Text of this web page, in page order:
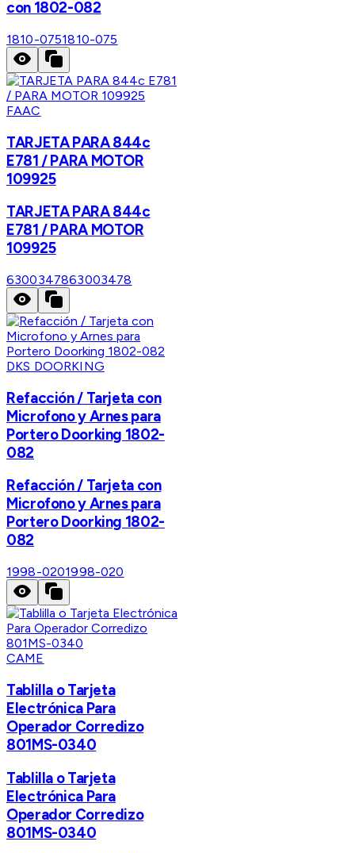
con 1802-082
1810-0751810-075
FAAC
TARJETA PARA 844c
E781 / PARA MOTOR
109925
TARJETA PARA 844c
E781 / PARA MOTOR
109925
6300347863003478
DKS DOORKING
Refacción / Tarjeta con
Microfono y Arnes para
Portero Doorking 1802-
082
Refacción / Tarjeta con
Microfono y Arnes para
Portero Doorking 1802-
082
1998-0201998-020
CAME
Tablilla o Tarjeta
Electrónica Para
Operador Corredizo
801MS-0340
Tablilla o Tarjeta
Electrónica Para
Operador Corredizo
801MS-0340